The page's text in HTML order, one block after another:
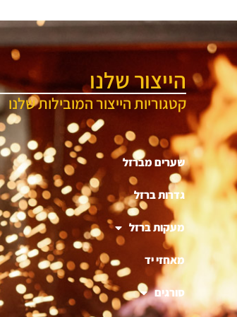
הייצור שלנו
קטגוריות הייצור המובילות שלנו
שערים מברזל
גדרות ברזל
מעקות ברזל
מאחזי יד
סורגים